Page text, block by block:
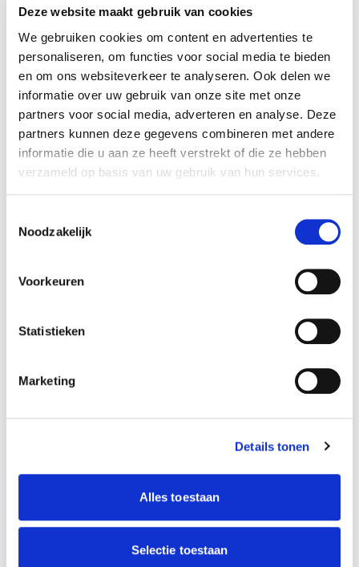
Deze website maakt gebruik van cookies
We gebruiken cookies om content en advertenties te
personaliseren, om functies voor social media te bieden
en om ons websiteverkeer te analyseren. Ook delen we
informatie over uw gebruik van onze site met onze
partners voor social media, adverteren en analyse. Deze
partners kunnen deze gegevens combineren met andere
informatie die u aan ze heeft verstrekt of die ze hebben
verzameld op basis van uw gebruik van hun services.
Noodzakelijk
Voorkeuren
Statistieken
Marketing
Details tonen
Alles toestaan
Selectie toestaan
€ 40,00 per stuk.
Afwijkende maten en top ballonnen zijn te vinden
bijballonnen pilaren.
helium ballonnen Huizen
vanaf € 1,90 per stuk
U heeft alhelium
ballonnenvanaf €
Met helium ballonnen is heel veel mogelijk.
U kunt deze tegen het plafond laten zweven als
ballonnen hemel, trosjes van maken voor op tafel
Kant en klaar helium trosjes
afhankelijk van de afname, bij grotere bestelling
ballondecoraties Huizen
Naast ballonnenbogen, ballon pilaren en helium
ballondecoraties in Huizen.
ballonnen slingers